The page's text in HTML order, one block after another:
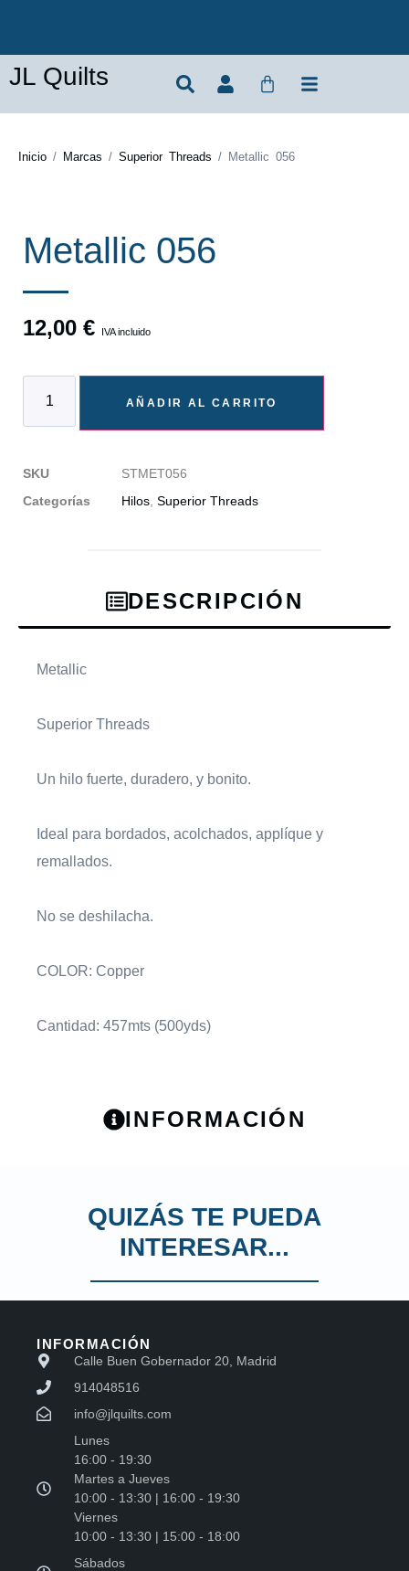
JL Quilts
Inicio / Marcas / Superior Threads / Metallic 056
Metallic 056
12,00 € IVA incluido
AÑADIR AL CARRITO
SKU
STMET056
Categorías
Hilos Superior Threads
DESCRIPCIÓN
INFORMACIÓN
Metallic
Superior Threads
Un hilo fuerte, duradero, y bonito.
Ideal para bordados, acolchados, applíque y
remallados.
No se deshilacha.
COLOR: Copper
Cantidad: 457mts (500yds)
QUIZÁS TE PUEDA
INTERESAR...
INFORMACIÓN
Calle Buen Gobernador 20, Madrid
914048516
info@jlquilts.com
Lunes
16:00 - 19:30
Martes a Jueves
10:00 - 13:30 | 16:00 - 19:30
Viernes
10:00 - 13:30 | 15:00 - 18:00
Sábados